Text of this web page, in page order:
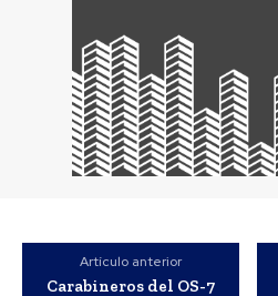
Artículo anterior
Carabineros del OS-7